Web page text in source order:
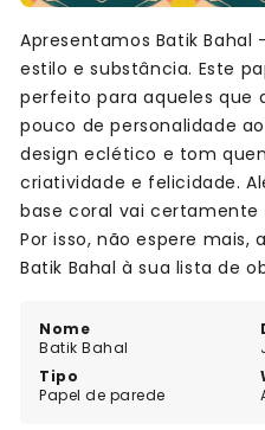
Nome
Batik Bahal
Tipo
Papel de parede
Apresentamos Batik
estilo e substância. Este
perfeito para aqueles que
pouco de personalidade
design eclético e tom
criatividade e felicidade.
base coral vai certamente
Por isso, não espere mais,
Batik Bahal à sua lista de